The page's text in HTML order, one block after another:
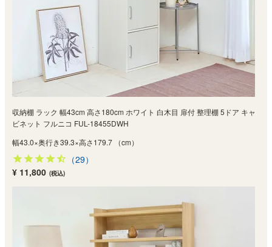
収納棚 ラック 幅43cm 高さ180cm ホワイト 白木目 扉付 整理棚 5ドア キャ
ビネット フルニコ FUL-18455DWH
幅43.0×奥行き39.3×高さ179.7 （cm）
（29）
¥ 11,800 (税込)